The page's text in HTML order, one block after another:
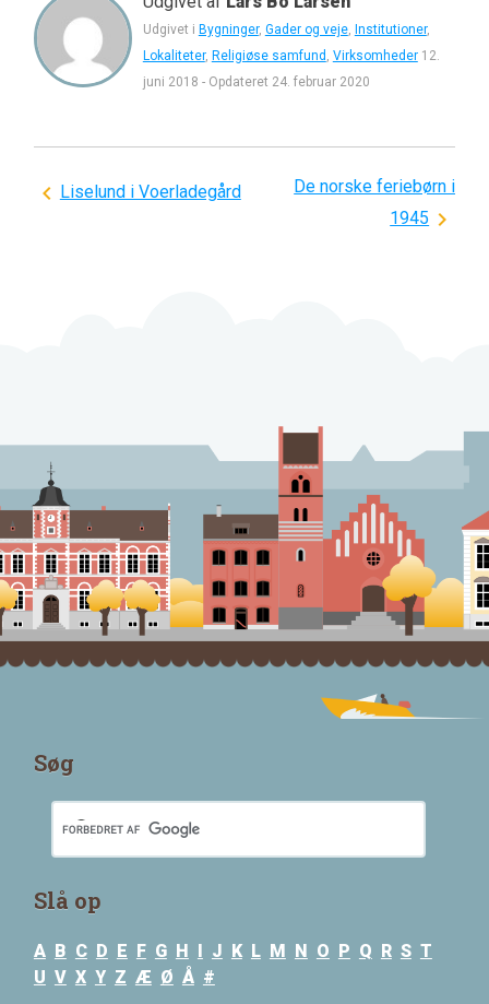
Udgivet i Bygninger, Gader og veje, Institutioner,
Lokaliteter, Religiøse samfund Virksomheder 12.
juni 2018 - Opdateret 24. februar 2020
Indlægsnavigation
Liselund i Voerladegård
De norske feriebørn i
1945
Søg
Slå op
A B C D E F G H I J K L M N O P Q R S T
U V X Y Z Æ Ø Å #